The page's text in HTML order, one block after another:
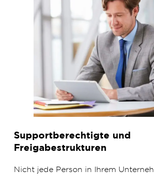
Supportberechtigte und
Freigabestrukturen
Nicht jede Person in Ihrem